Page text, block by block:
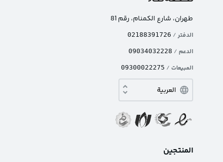
طهران، شارع الکمنام، رقم 81
الدفتر /
02188391726
الدعم /
09034032228
المبيعات /
09300022275
المنتجين